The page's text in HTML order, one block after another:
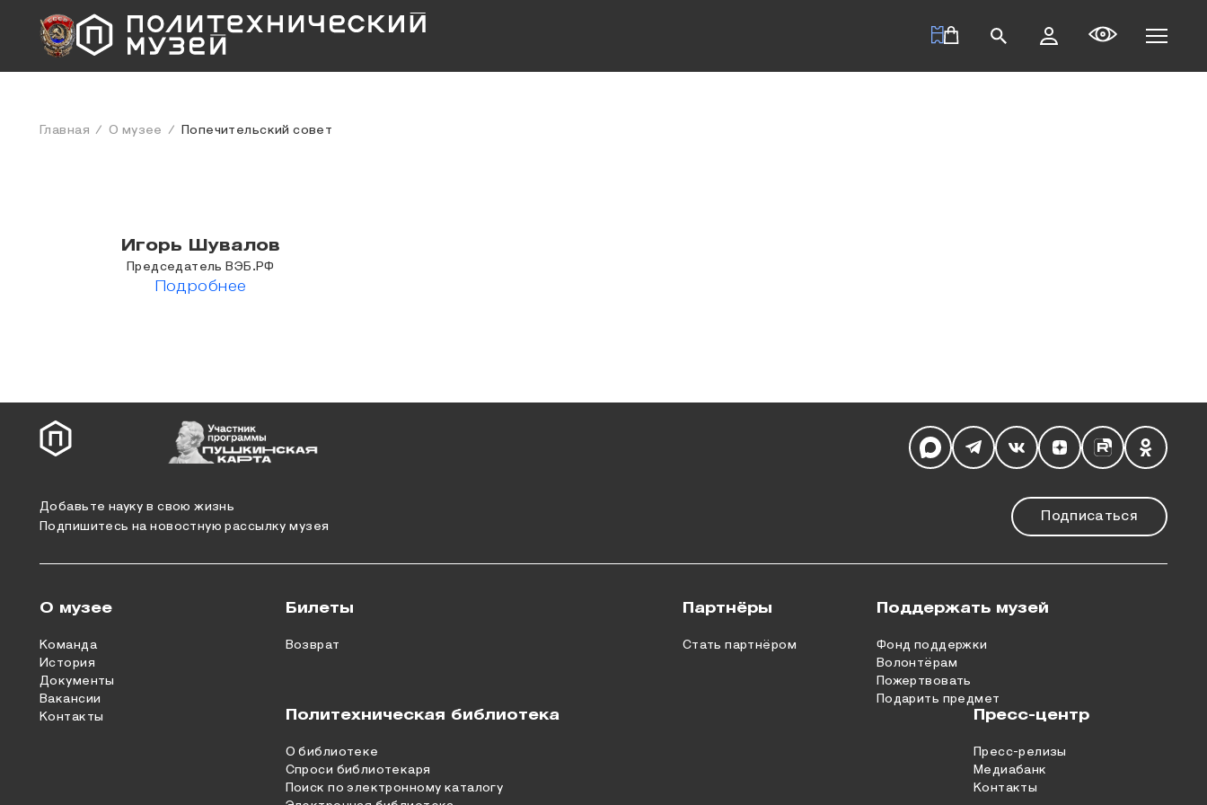
Главная О музее Попечительский совет
Игорь Шувалов
Председатель ВЭБ.РФ
Подробнее
Добавьте науку в свою жизнь
Подпишитесь на новостную рассылку музея
Подписаться
Мы в социальных сетях
О музее
Команда
История
Документы
Вакансии
Контакты
Билеты
Возврат
Партнёры
Стать партнёром
Поддержать музей
Фонд поддержки
Волонтёрам
Пожертвовать
Подарить предмет
Политехническая библиотека
О библиотеке
Спроси библиотекаря
Поиск по электронному каталогу
Пресс-центр
Пресс-релизы
Медиабанк
Контакты